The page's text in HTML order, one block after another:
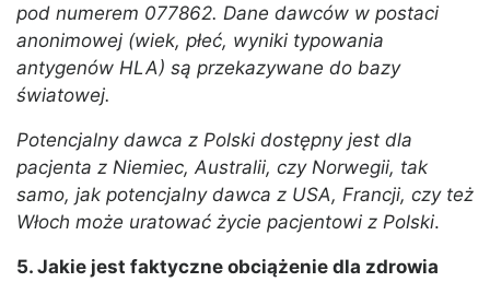
pod numerem 077862. Dane dawców w postaci
anonimowej (wiek, płeć, wyniki typowania
antygenów HLA) są przekazywane do bazy
światowej.
Potencjalny dawca z Polski dostępny jest dla
pacjenta z Niemiec, Australii, czy Norwegii, tak
samo, jak potencjalny dawca z USA, Francji, czy też
Włoch może uratować życie pacjentowi z Polski.
5. Jakie jest faktyczne obciążenie dla zdrowia